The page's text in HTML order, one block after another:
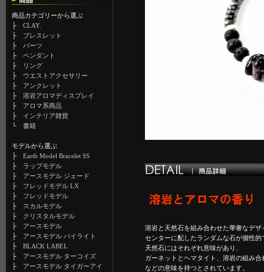
商品カテゴリーから選ぶ
├ CLAY.
├ ブレスレット
├ パーツ
├ ペンダント
├
リング
├ ウエストアクセサリー
├ アンクレット
├ 溶岩アロマディスプレイ
├ アロマ系商品
├ インテリア雑貨
└ 書籍
モデルから選ぶ
├ Earth Model Bracelet SS
├ ラップモデル
├ アースモデル ジェード
├ フレッドモデル LX
├ フレッドモデル
├ スカルモデル
├ クリスタルモデル
├ アースモデル
├ アースモデル パイライト
├ BLACK LABEL
├ アースモデル ターコイズ
├ アースモデル タイガーアイ
溶岩と天然石を組み合わせた華奢なデ
センターに配したランダムな石が個性
天然石にはそれぞれ意味があり、
ガーネットとヘマタイト、溶岩の組み
などの意味を持つとされています。